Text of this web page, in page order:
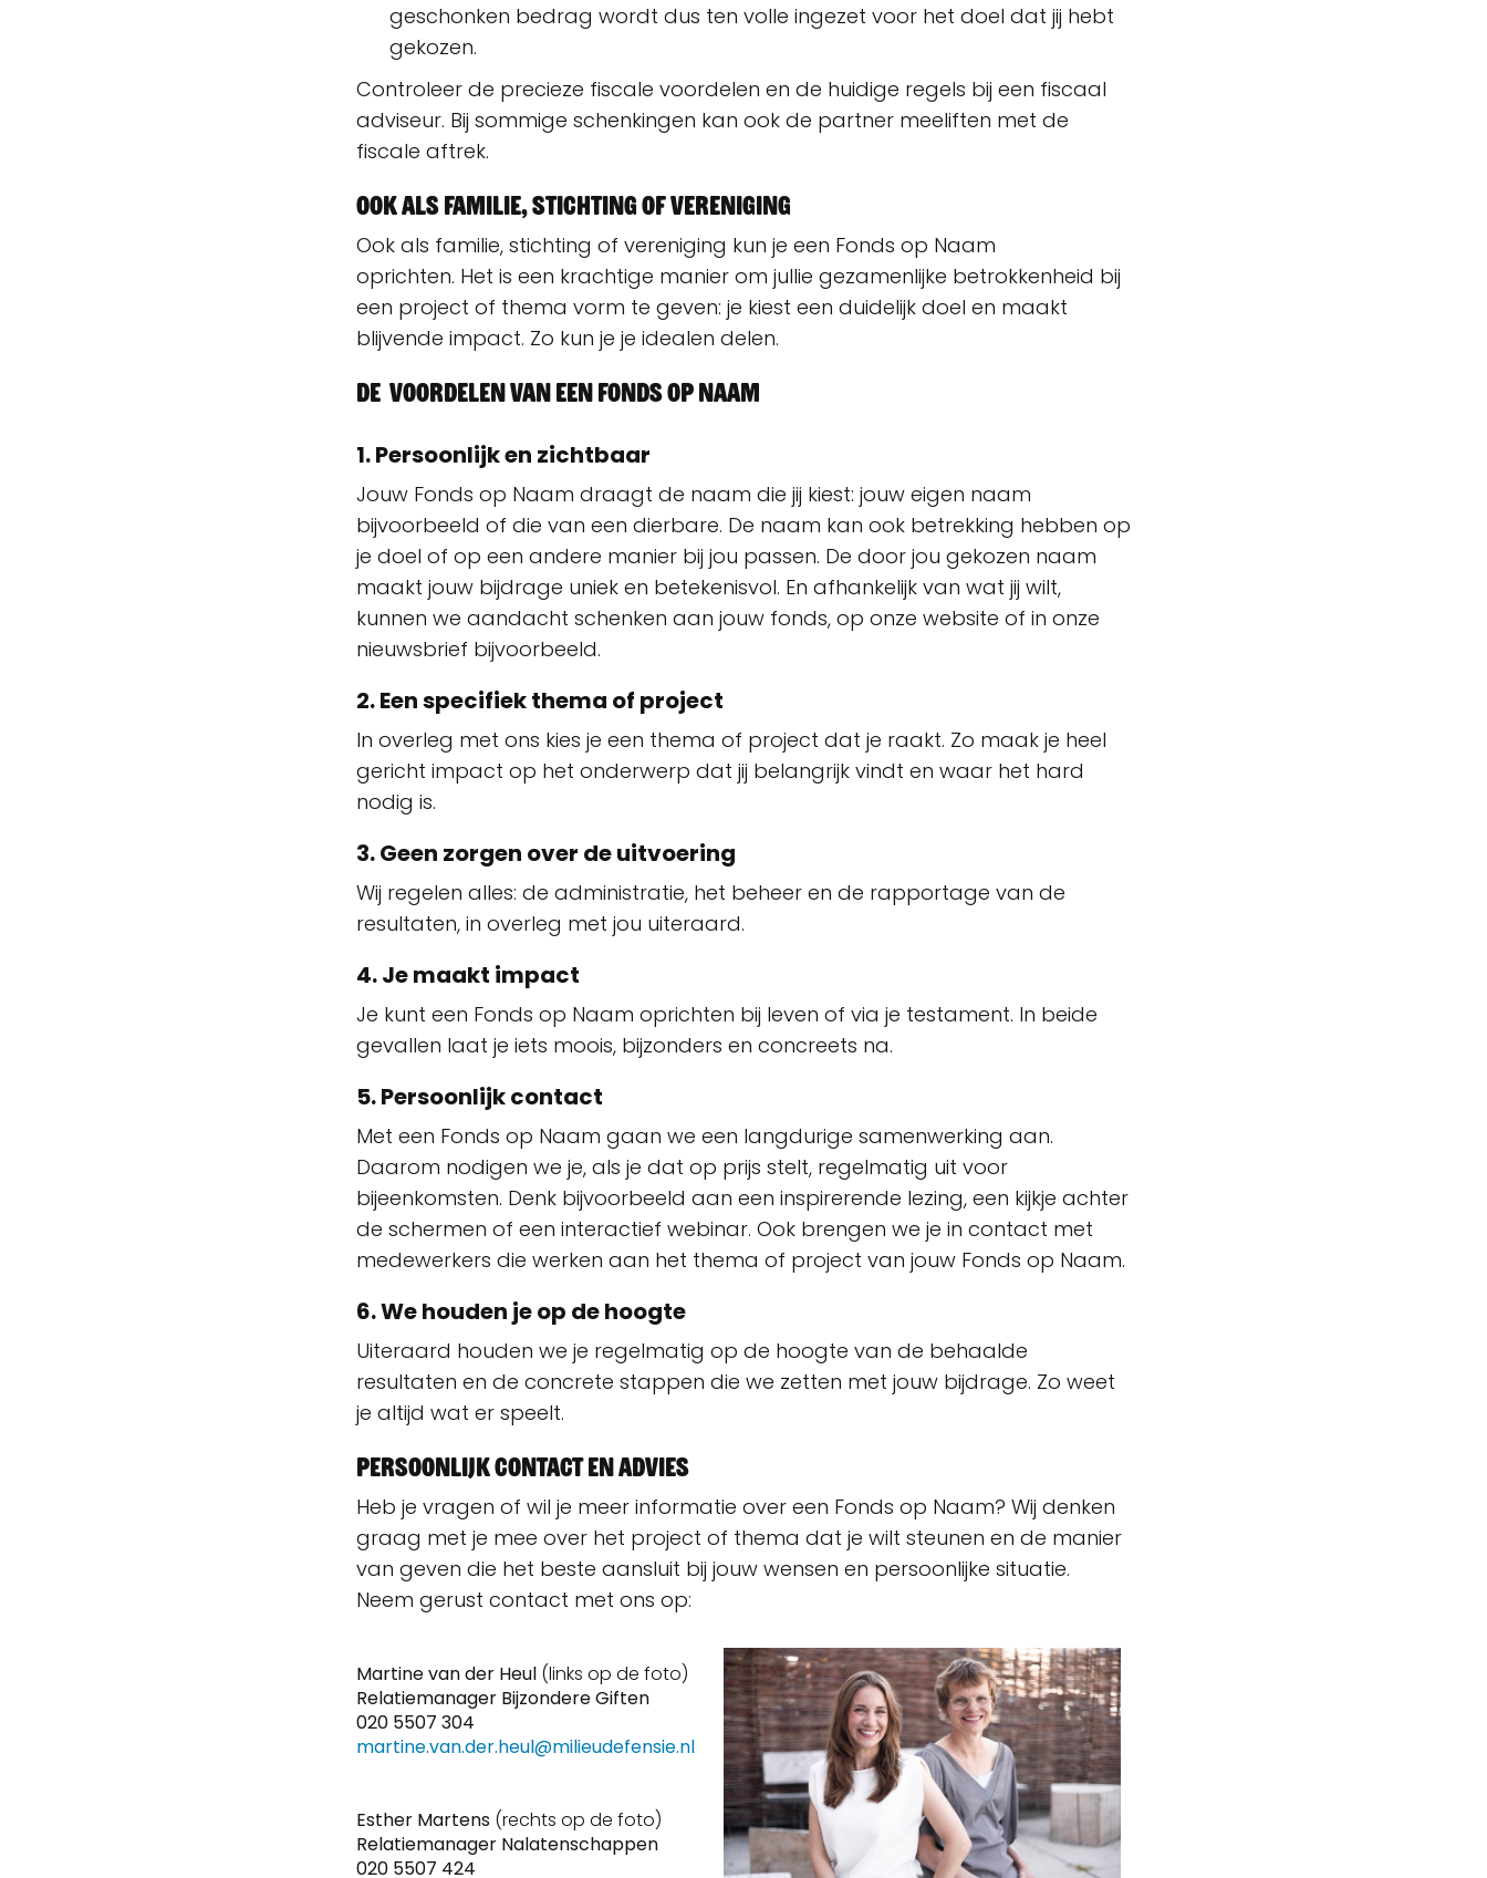
geschonken bedrag wordt dus ten volle ingezet voor het doel dat jij hebt
gekozen.
Controleer de precieze fiscale voordelen en de huidige regels bij een fiscaal
adviseur. Bij sommige schenkingen kan ook de partner meeliften met de
fiscale aftrek.
Ook als familie, stichting of vereniging
Ook als familie, stichting of vereniging kun je een Fonds op Naam
oprichten. Het is een krachtige manier om jullie gezamenlijke betrokkenheid bij
een project of thema vorm te geven: je kiest een duidelijk doel en maakt
blijvende impact. Zo kun je je idealen delen.
De voordelen van een Fonds op Naam
1. Persoonlijk en zichtbaar
Jouw Fonds op Naam draagt de naam die jij kiest: jouw eigen naam
bijvoorbeeld of die van een dierbare. De naam kan ook betrekking hebben op
je doel of op een andere manier bij jou passen. De door jou gekozen naam
maakt jouw bijdrage uniek en betekenisvol. En afhankelijk van wat jij wilt,
kunnen we aandacht schenken aan jouw fonds, op onze website of in onze
nieuwsbrief bijvoorbeeld.
2. Een specifiek thema of project
In overleg met ons kies je een thema of project dat je raakt. Zo maak je heel
gericht impact op het onderwerp dat jij belangrijk vindt en waar het hard
nodig is.
3. Geen zorgen over de uitvoering
Wij regelen alles: de administratie, het beheer en de rapportage van de
resultaten, in overleg met jou uiteraard.
4. Je maakt impact
Je kunt een Fonds op Naam oprichten bij leven of via je testament. In beide
gevallen laat je iets moois, bijzonders en concreets na.
5. Persoonlijk contact
Met een Fonds op Naam gaan we een langdurige samenwerking aan.
Daarom nodigen we je, als je dat op prijs stelt, regelmatig uit voor
bijeenkomsten. Denk bijvoorbeeld aan een inspirerende lezing, een kijkje achter
de schermen of een interactief webinar. Ook brengen we je in contact met
medewerkers die werken aan het thema of project van jouw Fonds op Naam.
6. We houden je op de hoogte
Uiteraard houden we je regelmatig op de hoogte van de behaalde
resultaten en de concrete stappen die we zetten met jouw bijdrage. Zo weet
je altijd wat er speelt.
Persoonlijk contact en advies
Heb je vragen of wil je meer informatie over een Fonds op Naam? Wij denken
graag met je mee over het project of thema dat je wilt steunen en de manier
van geven die het beste aansluit bij jouw wensen en persoonlijke situatie.
Neem gerust contact met ons op:
Martine van der Heul (links op de foto)
Relatiemanager Bijzondere Giften
020 5507 304
martine.van.der.heul@milieudefensie.nl
Esther Martens (rechts op de foto)
Relatiemanager Nalatenschappen
020 5507 424